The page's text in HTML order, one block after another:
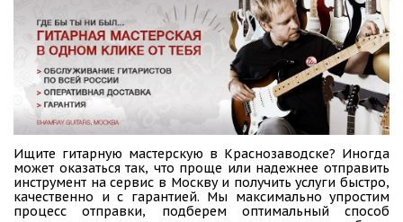
Ищите гитарную мастерскую в Краснозаводске? Иногда
может оказаться так, что проще или надежнее отправить
инструмент на сервис в Москву и получить услуги быстро,
качественно и с гарантией. Мы максимально упростим
процесс отправки, подберем оптимальный способ